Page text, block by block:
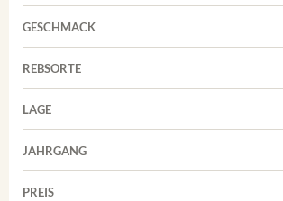
Cuvées
Rosé
Weißwein
GESCHMACK
Trocken
REBSORTE
Chardonnay
Grauburgunder
LAGE
Achkarrer Schlossberg
Vorderer Winklerberg
JAHRGANG
PREIS